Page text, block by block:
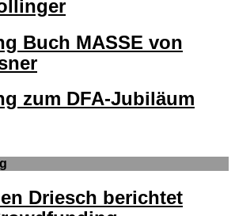
Buch MASSE von
zum DFA-Jubiläum
Driesch berichtet